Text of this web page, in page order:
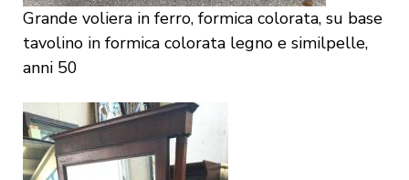
Grande voliera in ferro, formica colorata, su base
tavolino in formica colorata legno e similpelle,
anni 50